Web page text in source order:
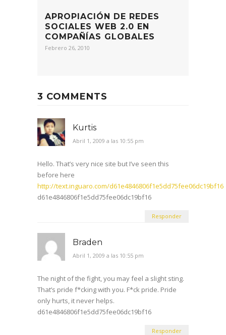
APROPIACIÓN DE REDES
SOCIALES WEB 2.0 EN
COMPAÑÍAS GLOBALES
Febrero 26, 2010
3 COMMENTS
Kurtis
Abril 1, 2009 a las 10:55 pm
Hello. That’s very nice site but I’ve seen this
before here
http://text.inguaro.com/d61e4846806f1e5dd75fee06dc19bf16
d61e4846806f1e5dd75fee06dc19bf16
Responder
Braden
Abril 1, 2009 a las 10:55 pm
The night of the fight, you may feel a slight sting.
That’s pride f*cking with you. F*ck pride. Pride
only hurts, it never helps.
d61e4846806f1e5dd75fee06dc19bf16
Responder